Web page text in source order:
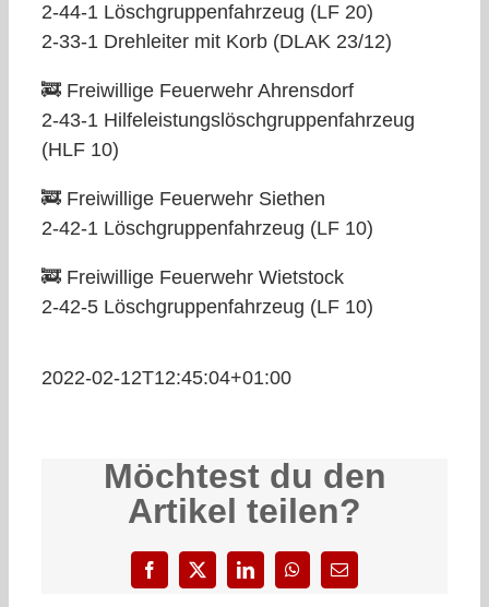
2-44-1 Löschgruppenfahrzeug (LF 20)
2-33-1 Drehleiter mit Korb (DLAK 23/12)
🚒 Freiwillige Feuerwehr Ahrensdorf
2-43-1 Hilfeleistungslöschgruppenfahrzeug
(HLF 10)
🚒 Freiwillige Feuerwehr Siethen
2-42-1 Löschgruppenfahrzeug (LF 10)
🚒 Freiwillige Feuerwehr Wietstock
2-42-5 Löschgruppenfahrzeug (LF 10)
2022-02-12T12:45:04+01:00
Möchtest du den
Artikel teilen?
Facebook
X LinkedInWhatsApp
E-
Mail